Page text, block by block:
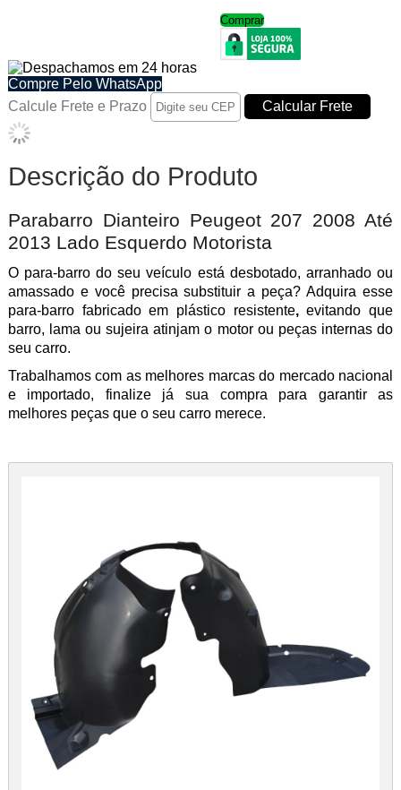
Comprar
Compre Pelo WhatsApp
Calcule Frete e Prazo
Descrição do Produto
Parabarro Dianteiro Peugeot 207 2008 Até
2013 Lado Esquerdo Motorista
O para-barro do seu veículo está desbotado, arranhado ou
amassado e você precisa substituir a peça? Adquira esse
para-barro fabricado em plástico resistente,evitando que
barro, lama ou sujeira atinjam o motor ou peças internas do
seu carro.
Trabalhamos com as melhores marcas do mercado nacional
e importado, finalize já sua compra para garantir as
melhores peças que o seu carro merece.